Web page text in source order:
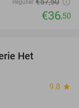
Regulier
€36,50
Het
9.8 star